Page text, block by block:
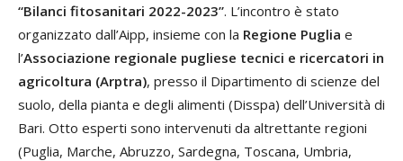
“Bilanci fitosanitari 2022-2023”. L’incontro è stato
organizzato dall’Aipp, insieme con la Regione Puglia e
l’Associazione regionale pugliese tecnici e ricercatori in
agricoltura (Arptra), presso il Dipartimento di scienze del
suolo, della pianta e degli alimenti (Disspa) dell’Università di
Bari. Otto esperti sono intervenuti da altrettante regioni
(Puglia, Marche, Abruzzo, Sardegna, Toscana, Umbria,